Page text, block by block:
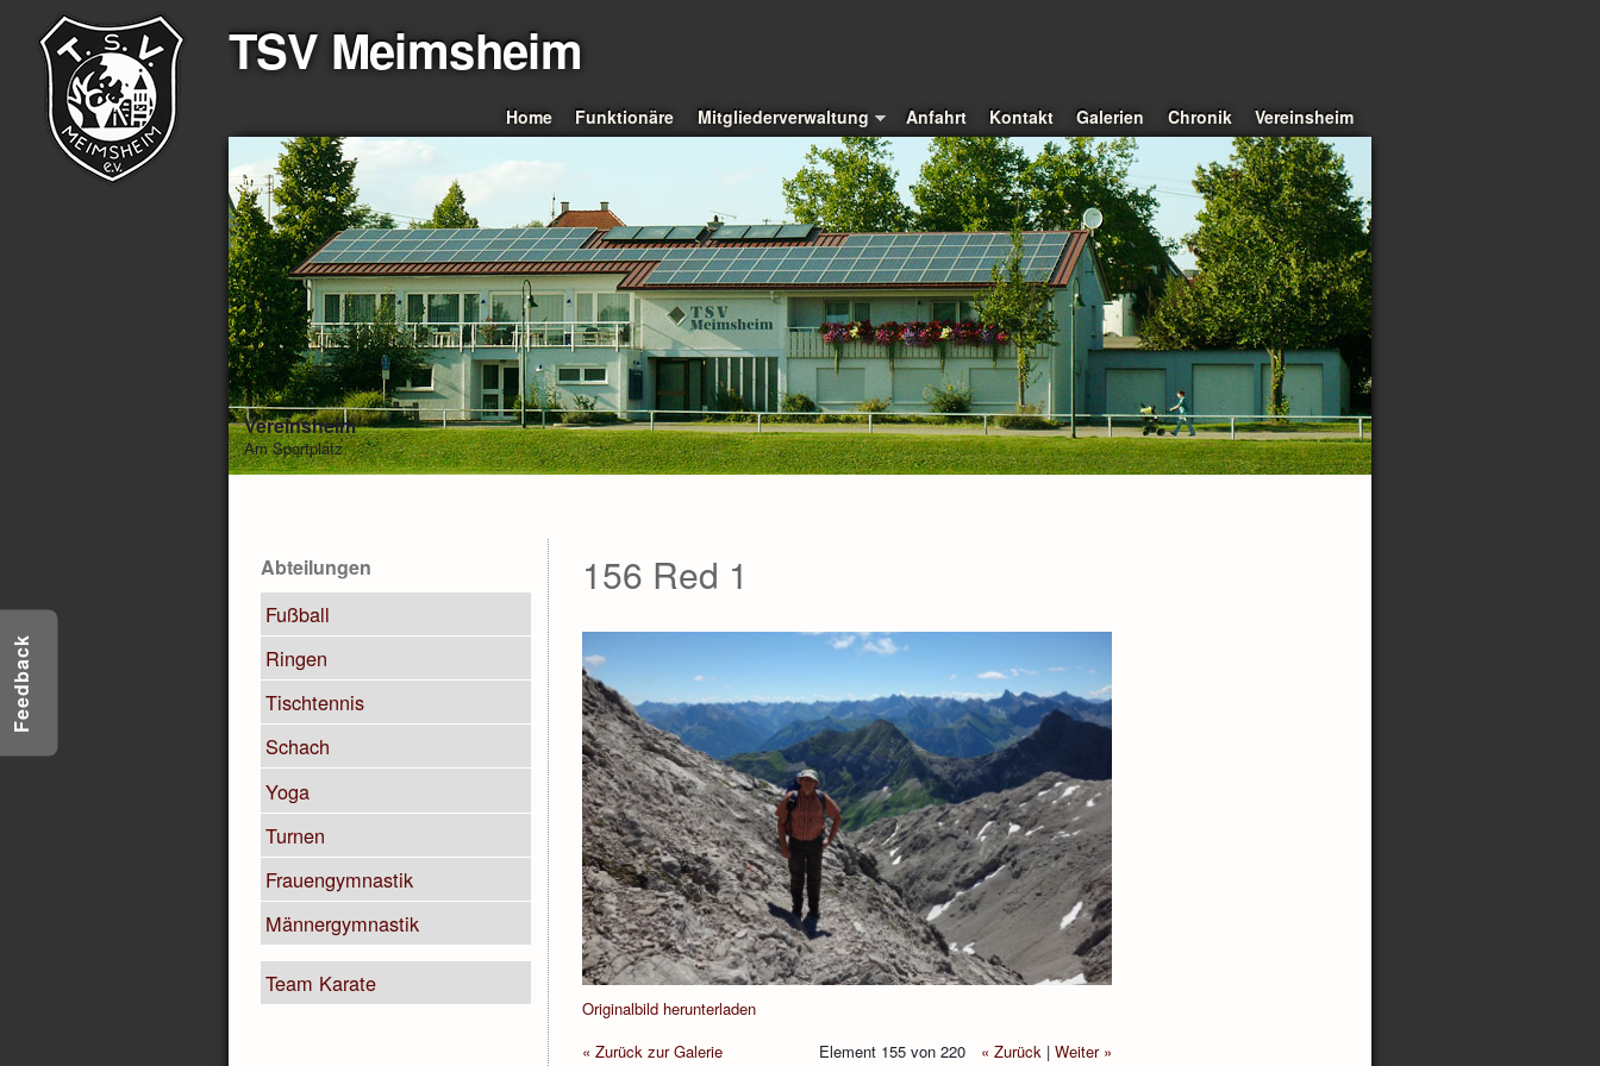
TSV Meimsheim
Home Funktionäre Mitgliederverwaltung Anfahrt Kontakt Galerien Chronik Vereinsheim
Vereinsheim
Am Sportplatz
Abteilungen
Fußball
Ringen
Tischtennis
Schach
Yoga
Turnen
Frauengymnastik
Männergymnastik
Team Karate
156 Red 1
Originalbild herunterladen
« Zurück zur Galerie
Element 155 von 220 « Zurück |Weiter »
Feedback